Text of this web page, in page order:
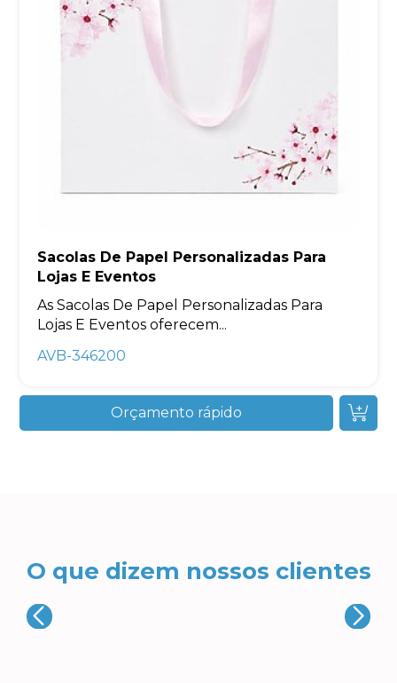
Sacolas De Papel Personalizadas Para
Lojas E Eventos
As Sacolas De Papel Personalizadas Para
Lojas E Eventos oferecem...
AVB-346200
Orçamento rápido
O que dizem nossos clientes